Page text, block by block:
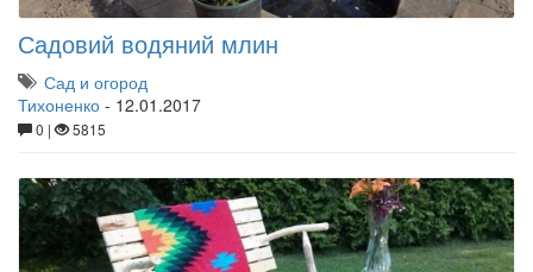
Садовий водяний млин
Сад и огород
Тихоненко - 12.01.2017
0 | 5815